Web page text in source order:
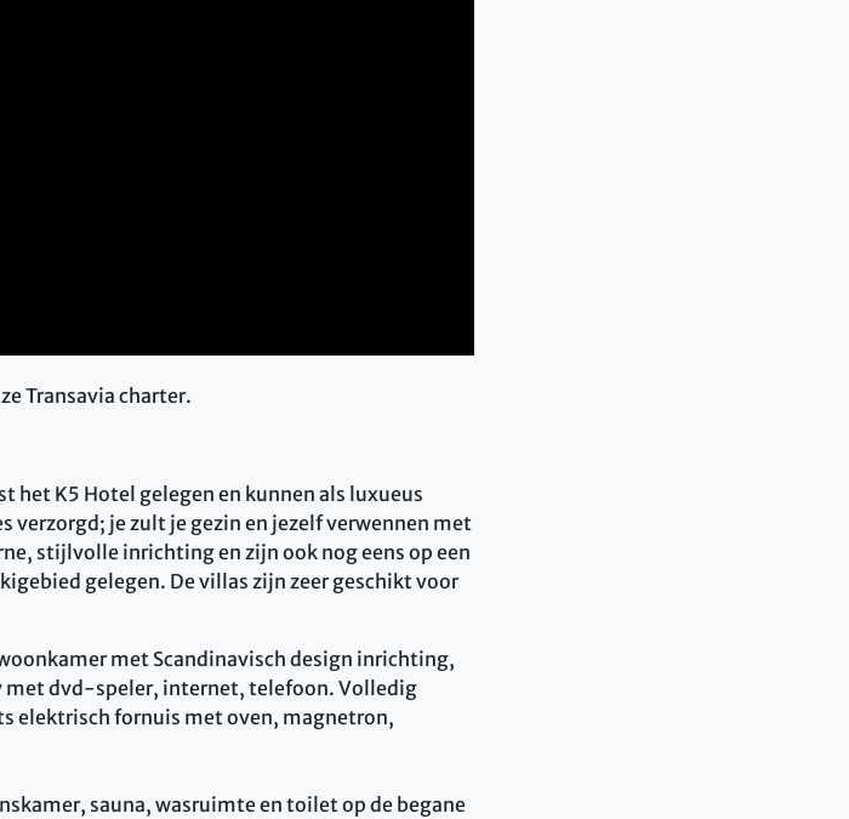
Transavia charter.
het K5 Hotel gelegen en kunnen als luxueus
verzorgd; je zult je gezin en jezelf verwennen met
stijlvolle inrichting en zijn ook nog eens op een
gelegen. De villas zijn zeer geschikt voor
met Scandinavisch design inrichting,
met dvd-speler, internet, telefoon. Volledig
elektrisch fornuis met oven, magnetron,
sauna, wasruimte en toilet op de begane